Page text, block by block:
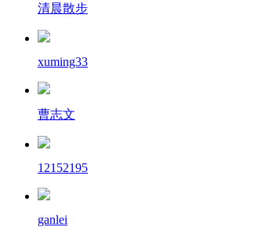
清晨散步
xuming33
曹志文
12152195
ganlei